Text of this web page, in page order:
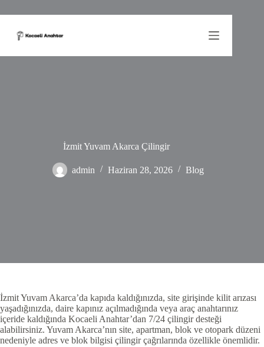
to
İzmit Yuvam Akarca Çilingir
admin Haziran 28, 2026 Blog
İzmit Yuvam Akarca’da kapıda kaldığınızda, site girişinde kilit arızası
yaşadığınızda, daire kapınız açılmadığında veya araç anahtarınız
içeride kaldığında Kocaeli Anahtar’dan 7/24 çilingir desteği
alabilirsiniz. Yuvam Akarca’nın site, apartman, blok ve otopark düzeni
nedeniyle adres ve blok bilgisi çilingir çağrılarında özellikle önemlidir.